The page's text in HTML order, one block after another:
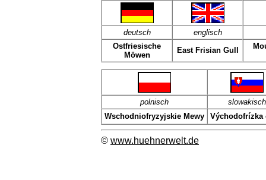
deutsch
englisch
Ostfriesische
Möwen
East Frisian Gull
polnisch
slowakisch
Wschodniofryzyjskie Mewy
Východofrízka
© www.huehnerwelt.de